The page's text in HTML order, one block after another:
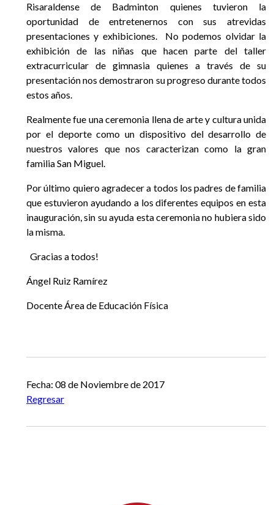
Risaraldense de Badminton quienes tuvieron la
oportunidad de entretenernos con sus atrevidas
presentaciones y exhibiciones.
No podemos olvidar la
exhibición de las niñas que hacen parte del taller
extracurricular de gimnasia quienes a través de su
presentación nos demostraron su progreso durante todos
estos años.
Realmente fue una ceremonia llena de arte y cultura unida
por el deporte como un dispositivo del desarrollo de
nuestros valores que nos caracterizan como la gran
familia San Miguel.
Por último quiero agradecer a todos los padres de familia
que estuvieron ayudando a los diferentes equipos en esta
inauguración, sin su ayuda esta ceremonia no hubiera sido
la misma.
Gracias a todos!
Ángel Ruiz Ramírez
Docente Área de Educación Física
Fecha: 08 de Noviembre de 2017
Regresar